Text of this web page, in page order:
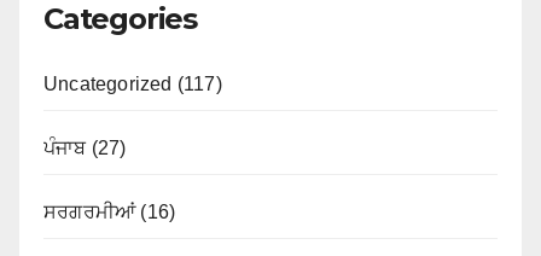
Categories
Uncategorized (117)
ਪੰਜਾਬ (27)
ਸਰਗਰਮੀਆਂ (16)